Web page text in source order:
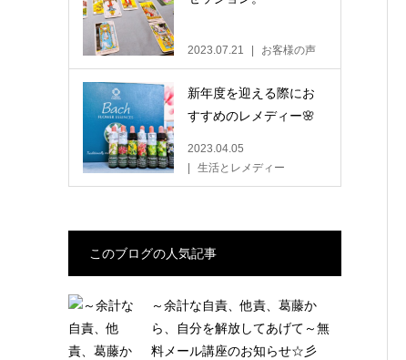
2023.07.21 お客様の声
新年度を迎える際にお
すすめのレメディー🌸
2023.04.05
生活とレメディー
このブログの人気記事
～余計な自責、他責、葛藤か
ら、自分を解放してあげて～無
料メール講座のお知らせ☆彡